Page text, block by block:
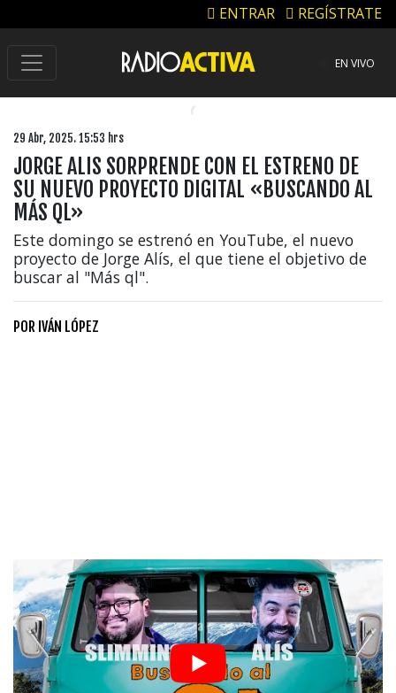
ENTRAR REGÍSTRATE
EN VIVO
29 Abr, 2025. 15:53 hrs
JORGE ALIS SORPRENDE CON EL ESTRENO DE
SU NUEVO PROYECTO DIGITAL «BUSCANDO AL
MÁS QL»
Este domingo se estrenó en YouTube, el nuevo
proyecto de Jorge Alís, el que tiene el objetivo de
buscar al "Más ql".
POR IVÁN LÓPEZ